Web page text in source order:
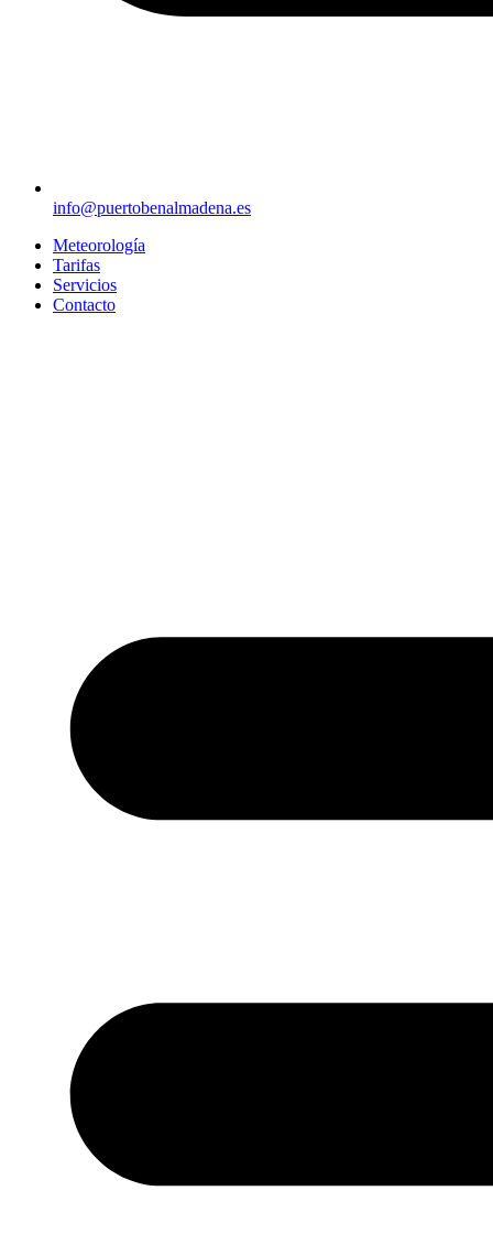
info@puertobenalmadena.es
Meteorología
Tarifas
Servicios
Contacto